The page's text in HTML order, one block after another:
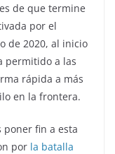
de que termine
por el
de 2020, al inicio
permitido a las
rápida a más
en la frontera.
poner fin a esta
por la batalla